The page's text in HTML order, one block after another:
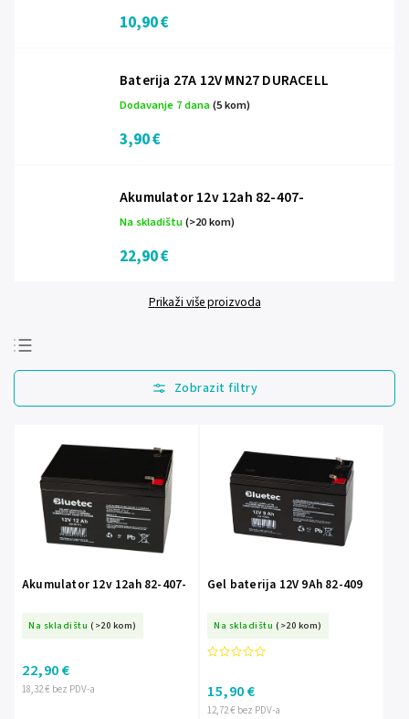
10,90 €
Baterija 27A 12V MN27 DURACELL
Dodavanje 7 dana(5 kom)
3,90 €
Akumulator 12v 12ah 82-407-
Na skladištu(>20 kom)
22,90 €
Prikaži više proizvoda
Najprodavanije
Najjeftinije
Abecedno
Akumulator 12v 12ah 82-407-
Na skladištu (>20 kom)
18,32 € bez PDV-a
22,90 €
Gel baterija 12V 9Ah 82-409
Na skladištu (>20 kom)
12,72 € bez PDV-a
15,90 €